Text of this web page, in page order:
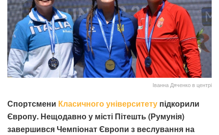
Іванна Дяченко в центрі
Спортсмени Класичного університету підкорили
Європу. Нещодавно у місті Пітешть (Румунія)
завершився Чемпіонат Європи з веслування на